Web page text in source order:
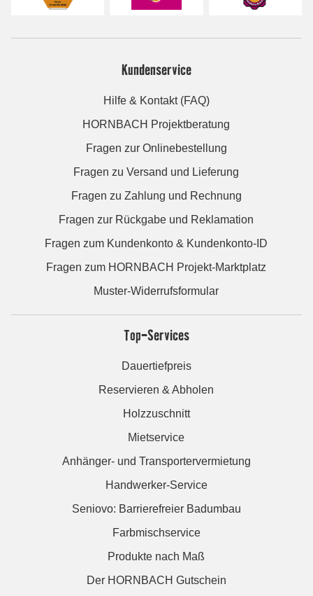
Kundenservice
Hilfe & Kontakt (FAQ)
HORNBACH Projektberatung
Fragen zur Onlinebestellung
Fragen zu Versand und Lieferung
Fragen zu Zahlung und Rechnung
Fragen zur Rückgabe und Reklamation
Fragen zum Kundenkonto & Kundenkonto-ID
Fragen zum HORNBACH Projekt-Marktplatz
Muster-Widerrufsformular
Top-Services
Dauertiefpreis
Reservieren & Abholen
Holzzuschnitt
Mietservice
Anhänger- und Transportervermietung
Handwerker-Service
Seniovo: Barrierefreier Badumbau
Farbmischservice
Produkte nach Maß
Der HORNBACH Gutschein